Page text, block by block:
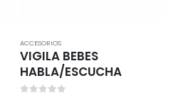
ACCESORIOS
VIGILA BEBES
HABLA/ESCUCHA